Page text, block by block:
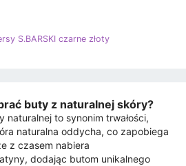
S.BARSKI czarne złoty
buty z naturalnej skóry?
naturalnej to synonim trwałości,
naturalna oddycha, co zapobiega
z czasem nabiera
dodając butom unikalnego